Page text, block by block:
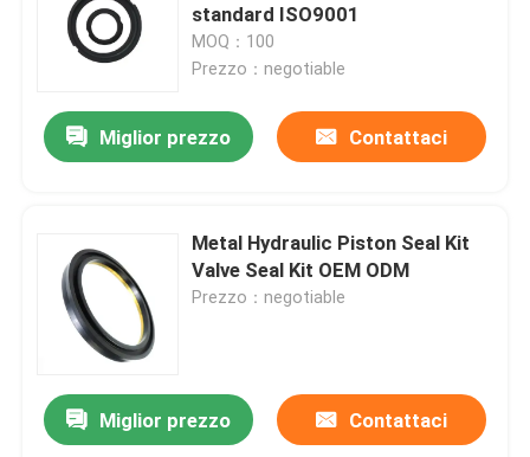
standard ISO9001
MOQ：100
Prezzo：negotiable
Miglior prezzo Contattaci
Metal Hydraulic Piston Seal Kit
Valve Seal Kit OEM ODM
Prezzo：negotiable
Miglior prezzo Contattaci